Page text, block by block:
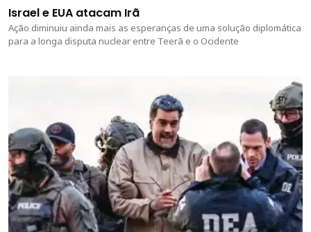
Israel e EUA atacam Irã
Ação diminuiu ainda mais as esperanças de uma solução diplomática
para a longa disputa nuclear entre Teerã e o Ocidente